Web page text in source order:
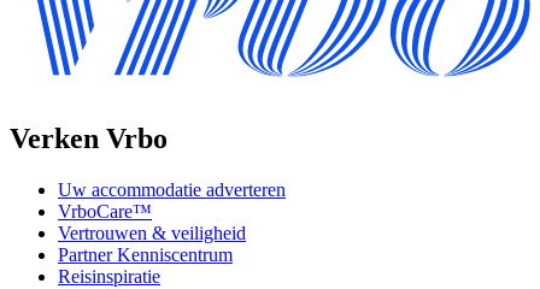
Verken Vrbo
Uw accommodatie adverteren
VrboCare™
Vertrouwen & veiligheid
Partner Kenniscentrum
Reisinspiratie